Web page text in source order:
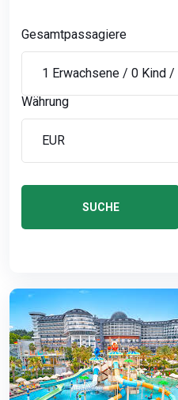
Gesamtpassagiere
Währung
SUCHE